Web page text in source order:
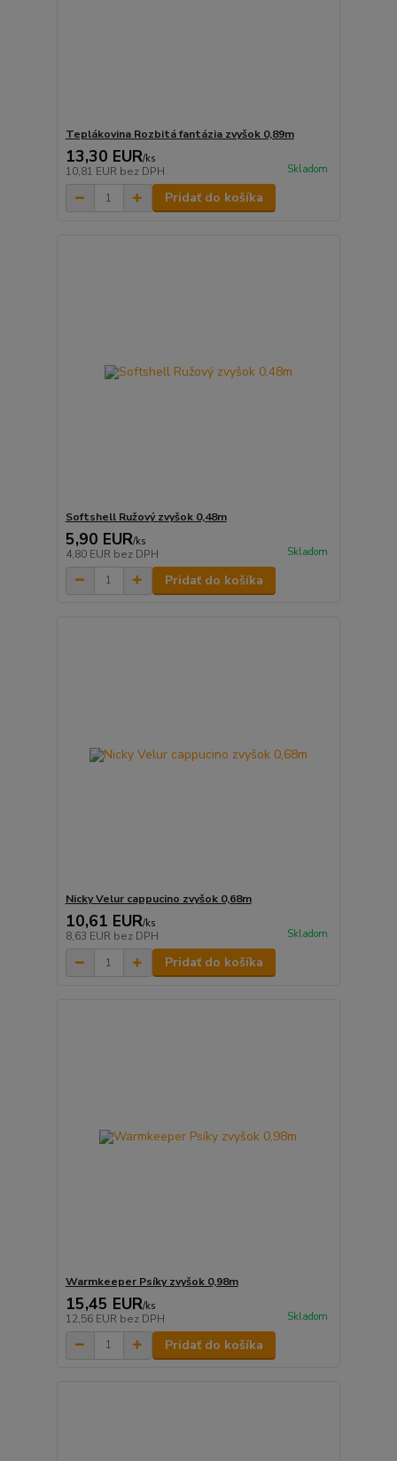
Teplákovina Rozbitá fantázia zvyšok 0,89m
13,30 EUR/ks
10,81 EUR bez DPH Skladom
Pridať do košíka
Softshell Ružový zvyšok 0,48m
5,90 EUR/ks
4,80 EUR bez DPH Skladom
Pridať do košíka
Nicky Velur cappucino zvyšok 0,68m
10,61 EUR/ks
8,63 EUR bez DPH Skladom
Pridať do košíka
Warmkeeper Psíky zvyšok 0,98m
15,45 EUR/ks
12,56 EUR bez DPH Skladom
Pridať do košíka